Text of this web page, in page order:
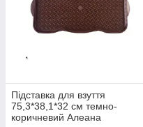
Підставка для взуття
75,3*38,1*32 см темно-
коричневий Алеана